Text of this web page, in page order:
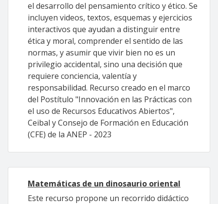
el desarrollo del pensamiento crítico y ético. Se
incluyen videos, textos, esquemas y ejercicios
interactivos que ayudan a distinguir entre
ética y moral, comprender el sentido de las
normas, y asumir que vivir bien no es un
privilegio accidental, sino una decisión que
requiere conciencia, valentía y
responsabilidad. Recurso creado en el marco
del Postítulo "Innovación en las Prácticas con
el uso de Recursos Educativos Abiertos",
Ceibal y Consejo de Formación en Educación
(CFE) de la ANEP - 2023
Matemáticas de un dinosaurio oriental
Este recurso propone un recorrido didáctico